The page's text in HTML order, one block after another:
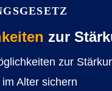
zur
zur
Alter sichern